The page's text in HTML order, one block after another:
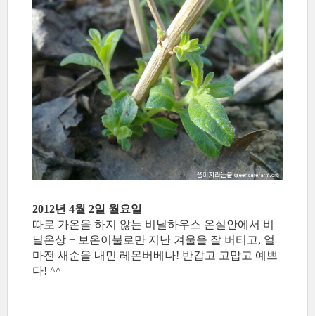
2012년 4월 2일 월요일
따로 가온을 하지 않는 비닐하우스 온실안에서 비
닐온상 + 보온이불로만 지난 겨울을 잘 버티고, 얼
마전 새순을 내민 레몬버베나! 반갑고 고맙고 예쁘
다! ^^